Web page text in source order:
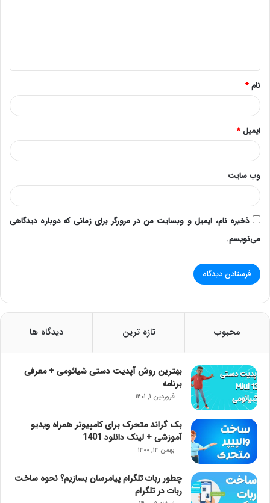
*
نام*
ایمیل*
وب‌ سایت
ذخیره نام، ایمیل و وبسایت من در مرورگر برای زمانی که دوباره دیدگاهی
می‌نویسم.
محبوب تازه ترین دیدگاه ها
بهترین روش آپدیت دستی شیائومی + معرفی
برنامه
فروردین ۱, ۱۴۰۱
بک گراند متحرک برای کامپیوتر همراه ویدیو
آموزشی + لینک دانلود 1401
بهمن ۱۴, ۱۴۰۰
چطور ربات تلگرام پیامرسان بسازیم؟ نحوه ساخت
ربات در تلگرام